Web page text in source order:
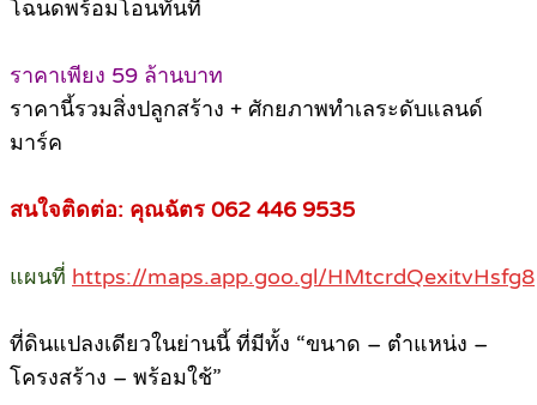
โฉนดพร้อมโอนทันที
ราคาเพียง 59 ล้านบาท
ราคานี้รวมสิ่งปลูกสร้าง + ศักยภาพทำเลระดับแลนด์
มาร์ค
สนใจติดต่อ: คุณฉัตร 062 446 9535
แผนที่ https://maps.app.goo.gl/HMtcrdQexitvHsfg8
ที่ดินแปลงเดียวในย่านนี้ ที่มีทั้ง “ขนาด – ตำแหน่ง –
โครงสร้าง – พร้อมใช้”